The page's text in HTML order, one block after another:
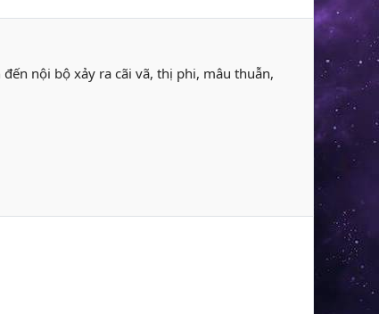
nội bộ xảy ra cãi vã, thị phi, mâu thuẫn,